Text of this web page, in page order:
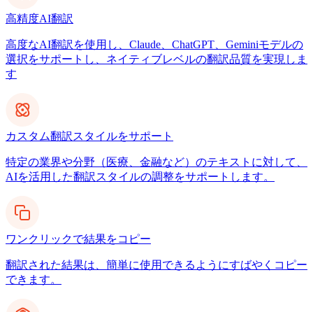
高精度AI翻訳
高度なAI翻訳を使用し、Claude、ChatGPT、Geminiモデルの
選択をサポートし、ネイティブレベルの翻訳品質を実現しま
す
カスタム翻訳スタイルをサポート
特定の業界や分野（医療、金融など）のテキストに対して、
AIを活用した翻訳スタイルの調整をサポートします。
ワンクリックで結果をコピー
翻訳された結果は、簡単に使用できるようにすばやくコピー
できます。